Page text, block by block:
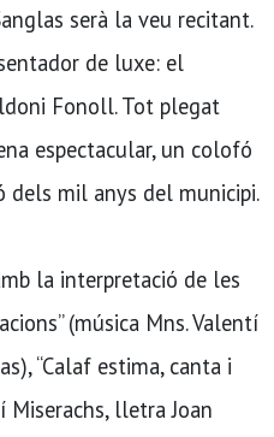
serà la veu recitant.
de luxe: el
Fonoll. Tot plegat
espectacular, un colofó
dels mil anys del municipi.
la interpretació de les
(música Mns. Valentí
“Calaf estima, canta i
Miserachs, lletra Joan